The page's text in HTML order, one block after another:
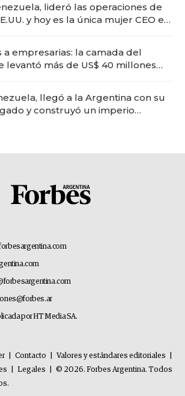
lideró las operaciones de
y hoy es la única mujer CEO en
a empresarias: la camada del
levantó más de US$ 40 millones
llegó a la Argentina con su
y construyó un imperio
por HT Media SA.
Contacto Valores y estándares editoriales
Legales
© 2026. Forbes Argentina. Todos